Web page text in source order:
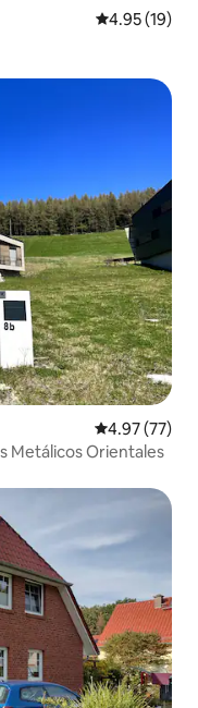
Calificación
4.95 (19)
Calificación
4.97 (77)
Metálicos Orientales